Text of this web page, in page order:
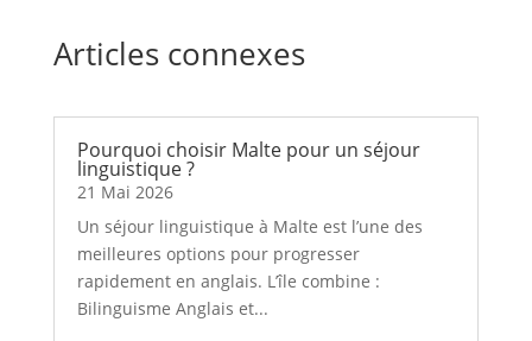
Articles connexes
Pourquoi choisir Malte pour un séjour
linguistique ?
21 Mai 2026
Un séjour linguistique à Malte est l’une des
meilleures options pour progresser
rapidement en anglais. L’île combine :
Bilinguisme Anglais et...